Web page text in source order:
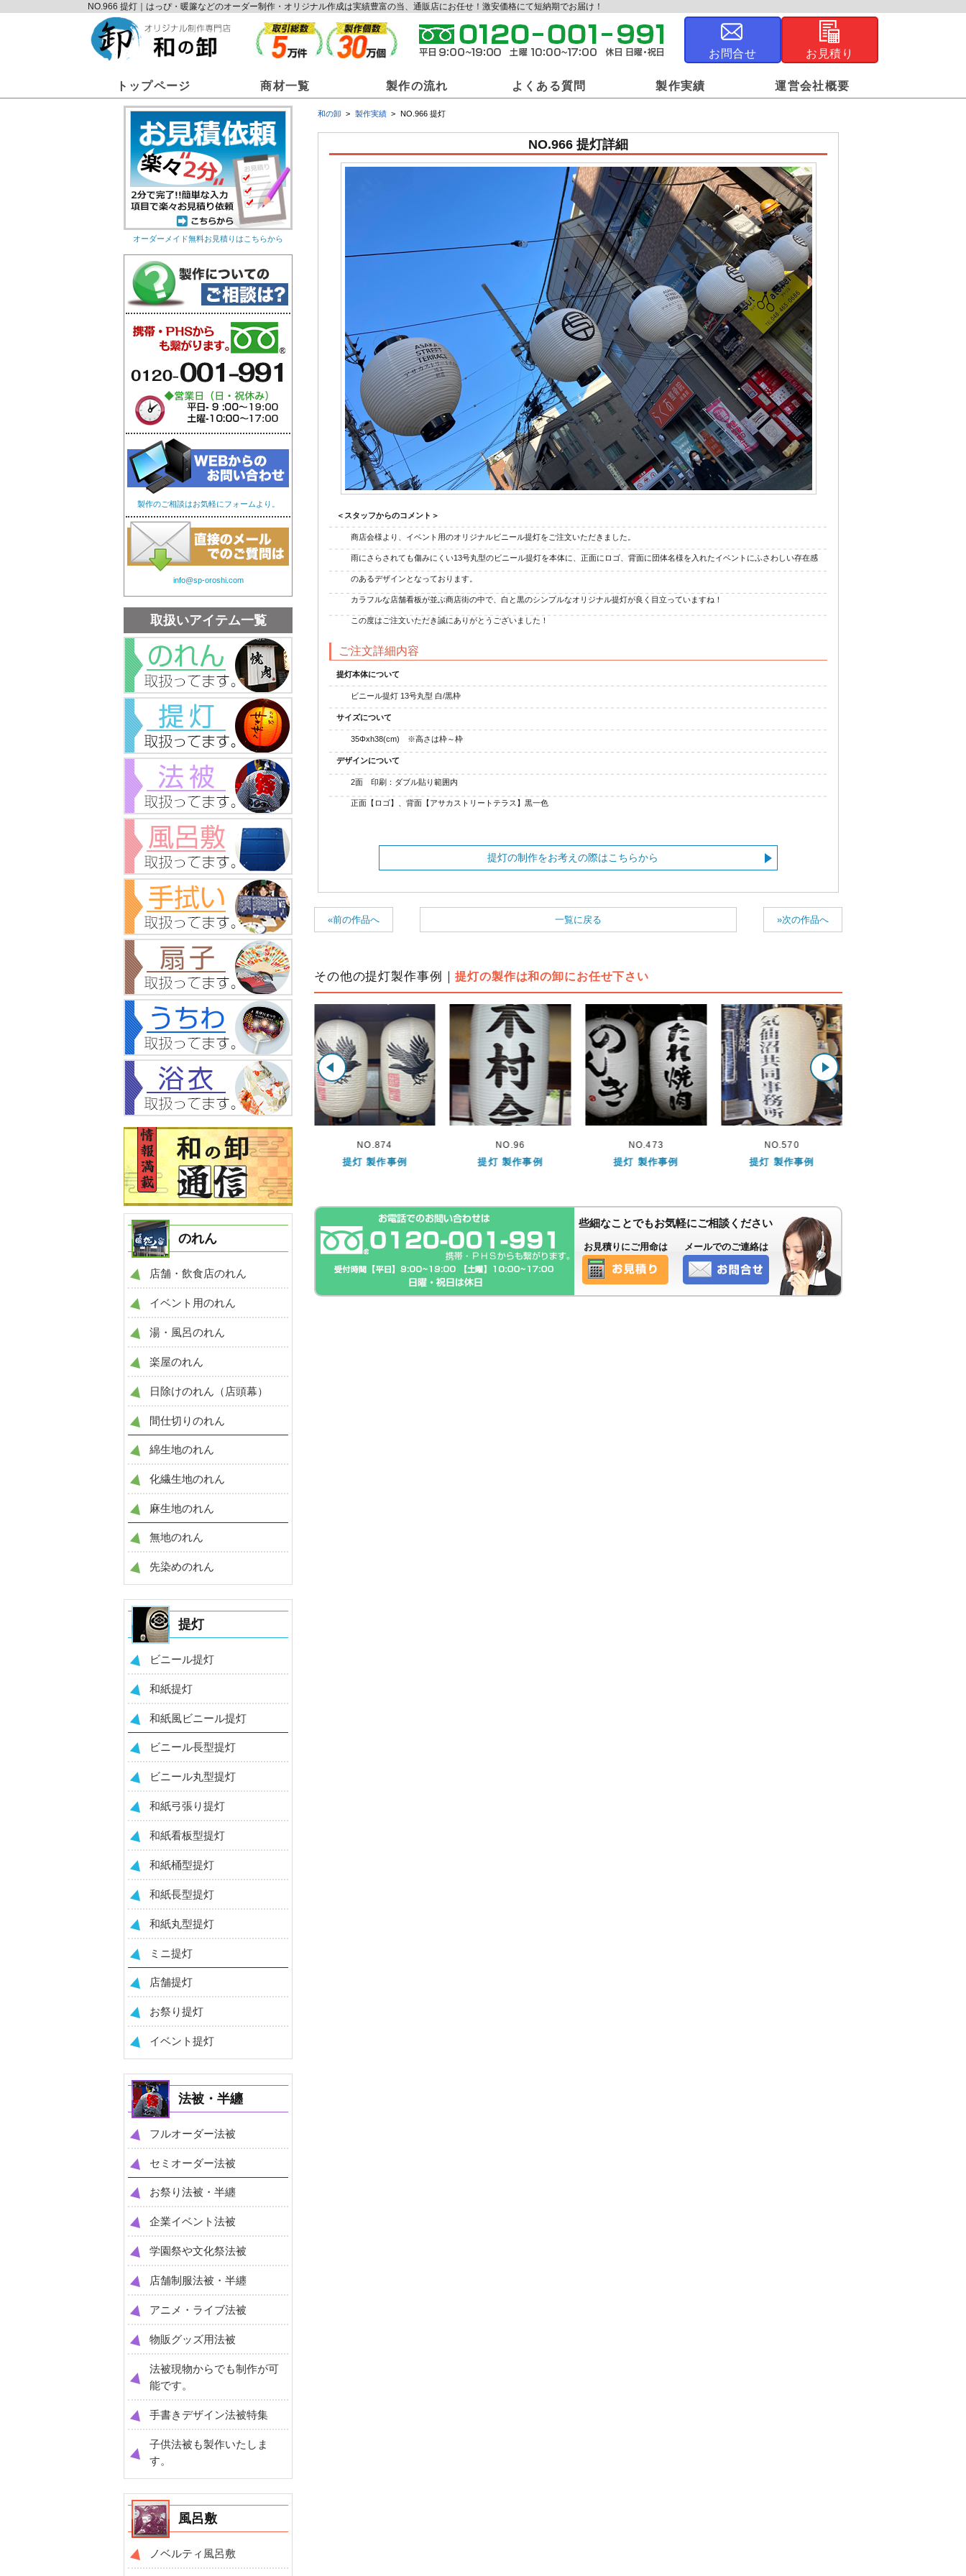
NO.966 提灯｜はっぴ・暖簾などのオーダー制作・オリジナル作成は実績豊富の当、通販店にお任せ！激安価格にて短納期でお届け！
お問合せ お見積り
トップページ 商材一覧
和の卸商材一覧
オリジナルのれん オリジナル提灯 オリジナル法被 オリジナル風呂敷
オリジナル手ぬぐい オリジナル扇子 オリジナルうちわ オリジナル浴衣
製作の流れ よくある質問 製作実績 運営会社概要
和の卸 製作実績 NO.966 提灯
NO.966 提灯詳細
＜スタッフからのコメント＞
商店会様より、イベント用のオリジナルビニール提灯をご注文いただきました。
雨にさらされても傷みにくい13号丸型のビニール提灯を本体に、正面にロゴ、背面に団体名様を入れたイベントにふさわしい存在感
のあるデザインとなっております。
カラフルな店舗看板が並ぶ商店街の中で、白と黒のシンプルなオリジナル提灯が良く目立っていますね！
この度はご注文いただき誠にありがとうございました！
ご注文詳細内容
提灯本体について
ビニール提灯 13号丸型 白/黒枠
サイズについて
35Φxh38(cm) ※高さは枠～枠
デザインについて
2面 印刷：ダブル貼り範囲内
正面【ロゴ】、背面【アサカストリートテラス】黒一色
提灯の制作をお考えの際はこちらから
«前の作品へ »次の作品へ
一覧に戻る
その他の提灯製作事例｜提灯の製作は和の卸にお任せ下さい
NO.874
提灯 製作事例
NO.96
提灯 製作事例
NO.473
提灯 製作事例
NO.570
提灯 製作事例
NO.120
提灯 製作事例
些細なことでもお気軽にご相談ください
お見積りにご用命は メールでのご連絡は
オーダーメイド無料お見積りはこちらから
製作のご相談はお気軽にフォームより。
info@sp-oroshi.com
取扱いアイテム一覧
のれん
店舗・飲食店のれん
イベント用のれん
湯・風呂のれん
楽屋のれん
日除けのれん（店頭幕）
間仕切りのれん
綿生地のれん
化繊生地のれん
麻生地のれん
無地のれん
先染めのれん
提灯
ビニール提灯
和紙提灯
和紙風ビニール提灯
ビニール長型提灯
ビニール丸型提灯
和紙弓張り提灯
和紙看板型提灯
和紙桶型提灯
和紙長型提灯
和紙丸型提灯
ミニ提灯
店舗提灯
お祭り提灯
イベント提灯
法被・半纏
フルオーダー法被
セミオーダー法被
お祭り法被・半纏
企業イベント法被
学園祭や文化祭法被
店舗制服法被・半纏
アニメ・ライブ法被
物販グッズ用法被
法被現物からでも制作が可
能です。
手書きデザイン法被特集
子供法被も製作いたしま
す。
風呂敷
ノベルティ風呂敷